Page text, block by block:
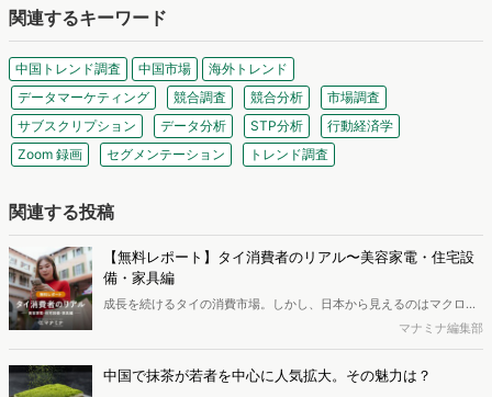
関連するキーワード
中国トレンド調査 中国市場
海外トレンド
データマーケティング
競合調査 競合分析
市場調査
サブスクリプション
データ分析 STP分析
行動経済学
Zoom 録画
セグメンテーション トレンド調査
関連する投稿
【無料レポート】タイ消費者のリアル〜美容家電・住宅設
備・家具編
成⻑を続けるタイの消費市場。しかし、⽇本から⾒えるのはマクロ統
計や店頭の⾵景までで、消費者が家の中で実際に何を使い、何にこだ
わって暮らしているかは⾒えにくいのが実情です 。本レポートでは、
美容家電・キッチン・家具の3 領域にフォーカスし、2 つのアンケー
トと投稿写真の分析により、タイの暮らしの実態を調査しました。※
マナミナ編集部
中国で抹茶が若者を中心に人気拡大。その魅力は？